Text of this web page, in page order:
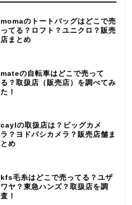
momaのトートバッグはどこで売
ってる？ロフト？ユニクロ？販売
店まとめ
mateの自転車はどこで売って
る？取扱店（販売店）を調べてみ
た！
caylの取扱店は？ビッグカメ
ラ？ヨドバシカメラ？販売店舗ま
とめ
kfs毛糸はどこで売ってる？ユザ
ワヤ？東急ハンズ？取扱店を調
査！